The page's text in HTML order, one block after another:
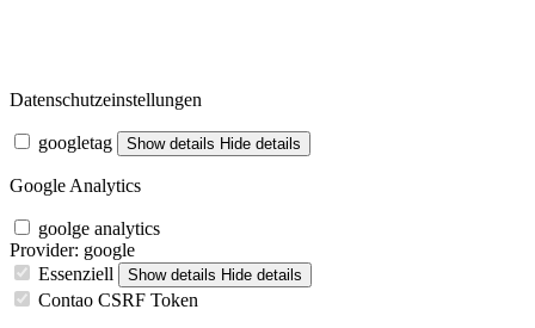
Datenschutzeinstellungen
googletag Show details Hide details
Google Analytics
goolge analytics
Provider: google
Essenziell
Show details Hide details
Contao CSRF Token